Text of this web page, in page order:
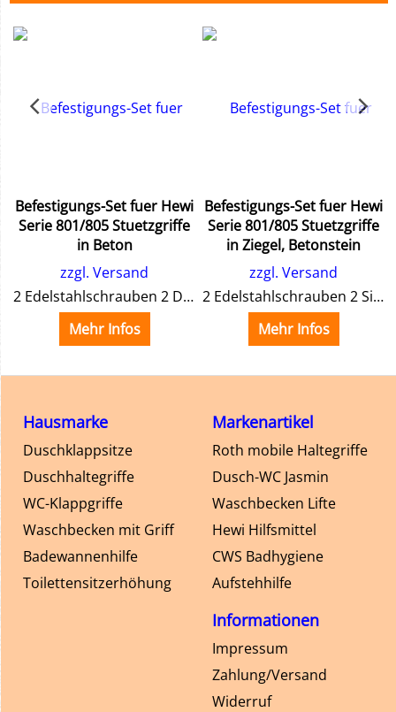
Befestigungs-Set fuer Hewi
Serie 801/805 Stuetzgriffe
in Beton
zzgl. Versand
2 Edelstahlschrauben 2 Dübel
Mehr Infos
Befestigungs-Set fuer Hewi
Serie 801/805 Stuetzgriffe
in Ziegel, Betonstein
zzgl. Versand
2 Edelstahlschrauben 2 Siebhülsen 2 Ankerhülsen
Mehr Infos
Markenartikel
Roth mobile Haltegriffe
Dusch-WC Jasmin
Waschbecken Lifte
Hewi Hilfsmittel
CWS Badhygiene
Aufstehhilfe
Hausmarke
Duschklappsitze
Duschhaltegriffe
WC-Klappgriffe
Waschbecken mit Griff
Badewannenhilfe
Toilettensitzerhöhung
Informationen
Impressum
Zahlung/Versand
Widerruf